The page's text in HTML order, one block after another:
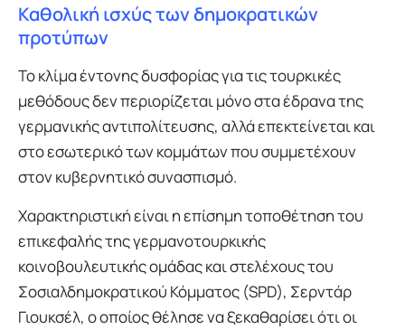
Καθολική ισχύς των δημοκρατικών
προτύπων
Το κλίμα έντονης δυσφορίας για τις τουρκικές
μεθόδους δεν περιορίζεται μόνο στα έδρανα της
γερμανικής αντιπολίτευσης, αλλά επεκτείνεται και
στο εσωτερικό των κομμάτων που συμμετέχουν
στον κυβερνητικό συνασπισμό.
Χαρακτηριστική είναι η επίσημη τοποθέτηση του
επικεφαλής της γερμανοτουρκικής
κοινοβουλευτικής ομάδας και στελέχους του
Σοσιαλδημοκρατικού Κόμματος (SPD), Σερντάρ
Γιουκσέλ, ο οποίος θέλησε να ξεκαθαρίσει ότι οι